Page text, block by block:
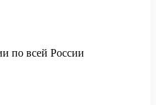
по всей России